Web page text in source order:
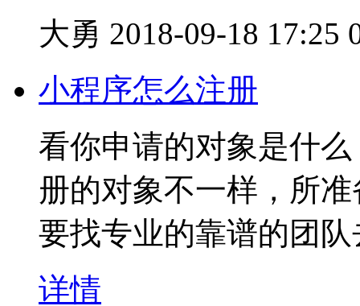
大勇 2018-09-18 17:25
小程序怎么注册
看你申请的对象是什
册的对象不一样，所
要找专业的靠谱的团
详情